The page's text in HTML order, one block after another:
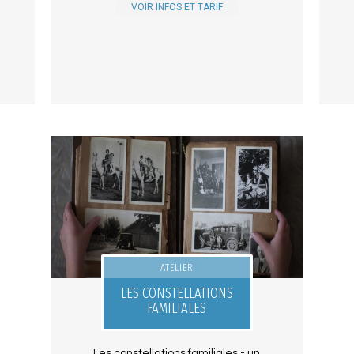
VOIR INFOS ET TARIF
ATELIER
LES CONSTELLATIONS
FAMILIALES